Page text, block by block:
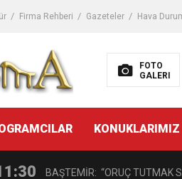
Firma Rehberi Gazeteler Hava
FOTO
GALERI
KONUKLARIMIZ
Gaziantep FK o yıldızı getiriyor
GÖĞÜS HASTALIKLARI
BAŞTEMİR: “ORUÇ TUTMAK